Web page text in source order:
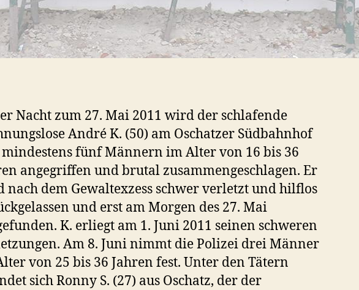
Nacht zum 27. Mai 2011 wird der schlafende
André K. (50) am Oschatzer Südbahnhof
fünf Männern im Alter von 16 bis 36
angegriffen und brutal zusammengeschlagen. Er
nach dem Gewaltexzess schwer verletzt und hilflos
und erst am Morgen des 27. Mai
K. erliegt am 1. Juni 2011 seinen schweren
Am 8. Juni nimmt die Polizei drei Männer
von 25 bis 36 Jahren fest. Unter den Tätern
sich Ronny S. (27) aus Oschatz, der der